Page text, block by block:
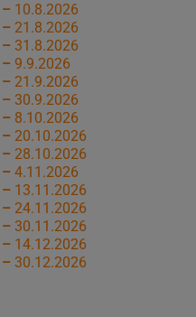
10.8.2026
21.8.2026
31.8.2026
9.9.2026
21.9.2026
30.9.2026
8.10.2026
20.10.2026
28.10.2026
4.11.2026
13.11.2026
24.11.2026
30.11.2026
14.12.2026
30.12.2026